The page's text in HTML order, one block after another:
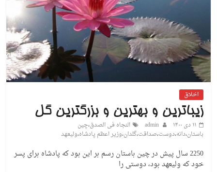
اخلاق
زیباترین و بهترین و بزرگترین گل
۱۱ دی ۱۴۰۰ admin النجاه فی الصدق،چین
باستان،دانه،دوست،صداقت،گلدان،وزیر اعظم پادشاه،ولیعهد
2250 سال پیش در چین باستان رسم بر این بود که پادشاه برای پسر
خود که ولیعهد بود، دوستی را